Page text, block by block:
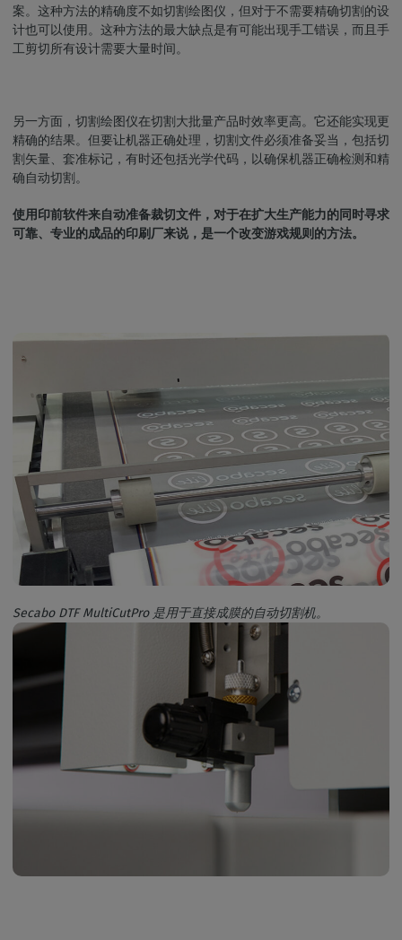
案。这种方法的精确度不如切割绘图仪，但对于不需要精确切割的设
计也可以使用。这种方法的最大缺点是有可能出现手工错误，而且手
工剪切所有设计需要大量时间。
另一方面，切割绘图仪在切割大批量产品时效率更高。它还能实现更
精确的结果。但要让机器正确处理，切割文件必须准备妥当，包括切
割矢量、套准标记，有时还包括光学代码，以确保机器正确检测和精
确自动切割。
使用印前软件来自动准备裁切文件，对于在扩大生产能力的同时寻求
可靠、专业的成品的印刷厂来说，是一个改变游戏规则的方法。
Secabo DTF MultiCutPro 是用于直接成膜的自动切割机。